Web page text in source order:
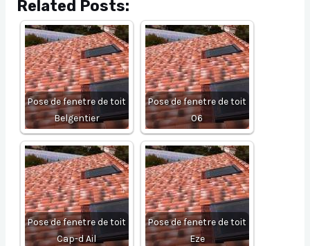
Related Posts:
Pose de fenetre de toit
Belgentier
Pose de fenetre de toit
06
Pose de fenetre de toit
Cap-d Ail
Pose de fenetre de toit
Eze